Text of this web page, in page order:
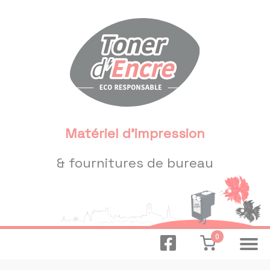
Matériel d'impression
& fournitures de bureau
0